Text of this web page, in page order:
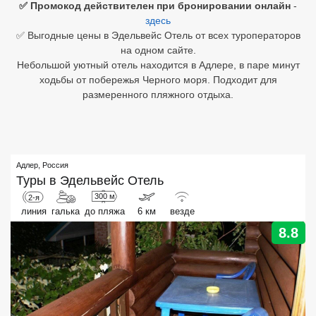
✅ Промокод действителен при бронировании онлайн -
здесь
✅ Выгодные цены в Эдельвейс Отель от всех туроператоров
на одном сайте.
Небольшой уютный отель находится в Адлере, в паре минут
ходьбы от побережья Черного моря. Подходит для
размеренного пляжного отдыха.
Адлер Россия
Туры в Эдельвейс Отель
2-я
линия галька
300 м
до пляжа 6 км везде
8.8
Шри Ланка
Хайнань
Северный Гоа
Южный Гоа
Занзибар
Абхазия
Большой Сочи